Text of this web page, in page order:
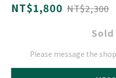
NT$1,800 NT$2,300
Please message the